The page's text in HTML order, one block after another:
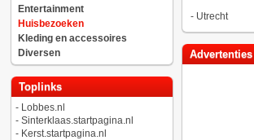
Entertainment
Huisbezoeken
Kleding en accessoires
Diversen
Toplinks
- Lobbes.nl
- Sinterklaas.startpagina.nl
- Kerst.startpagina.nl
- Utrecht
Advertenties